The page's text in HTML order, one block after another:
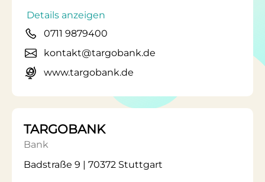
Details anzeigen
0711 9879400
kontakt@targobank.de
www.targobank.de
TARGOBANK
Bank
Badstraße 9 | 70372 Stuttgart